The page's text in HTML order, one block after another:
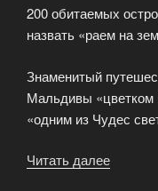
200 обитаемых
назвать «раем на
Знаменитый
Мальдивы «цветком
«одним из Чудес
Читать далее